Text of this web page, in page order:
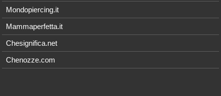
Mondopiercing.it
Mammaperfetta.it
Chesignifica.net
Chenozze.com